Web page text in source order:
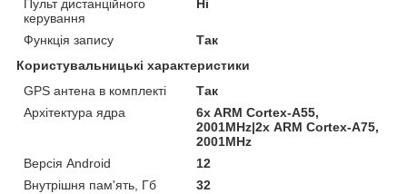
Пульт дистанційного
керування
Ні
Функція запису
Так
Користувальницькі характеристики
GPS антена в комплекті
Так
Архітектура ядра
6x ARM Cortex-A55,
2001MHz|2х ARM Cortex-A75,
2001MHz
Версія Android
12
Внутрішня пам'ять, Гб
32